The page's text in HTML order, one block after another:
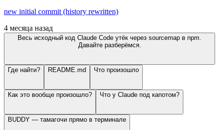
new initial commit (history rewritten)
4 месяца назад
Весь исходный код Claude Code утёк через sourcemap в npm.
Давайте разберёмся.
Где найти? README.md Что произошло
Как это вообще произошло? Что у Claude под капотом?
BUDDY — тамагочи прямо в терминале